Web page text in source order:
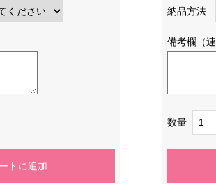
納品方法
備考欄（
数量